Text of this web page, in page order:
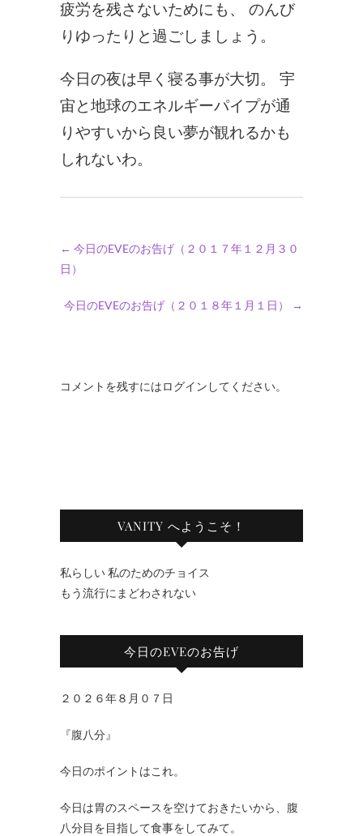
疲労を残さないためにも、 のんび
りゆったりと過ごしましょう。
今日の夜は早く寝る事が大切。 宇
宙と地球のエネルギーパイプが通
りやすいから良い夢が観れるかも
しれないわ。
← 今日のEVEのお告げ（２０１７年１２月３０
日）
今日のEVEのお告げ（２０１８年１月１日） →
コメントを残すにはログインしてください。
VANITY へようこそ！
私らしい 私のためのチョイス
もう流行にまどわされない
今日のEVEのお告げ
２０２６年８月０７日
『腹八分』
今日のポイントはこれ。
今日は胃のスペースを空けておきたいから、腹
八分目を目指して食事をしてみて。